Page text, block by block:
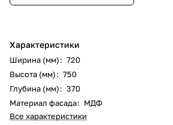
Характеристики
Ширина (мм): 720
Высота (мм): 750
Глубина (мм): 370
Материал фасада: МДФ
Все характеристики